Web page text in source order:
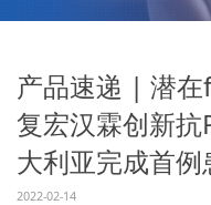
产品速递 | 潜
复宏汉霖创新
大利亚完成首例
2022-02-14